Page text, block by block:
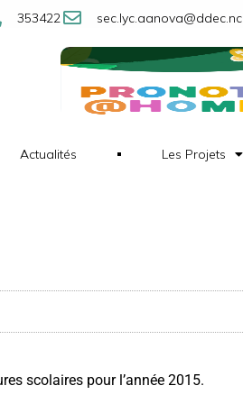
353422 sec.lyc.aanova@ddec.nc
Actualités Les Projets
scolaires pour l’année 2015.